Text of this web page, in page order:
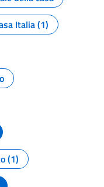
Italia (1)
(1)